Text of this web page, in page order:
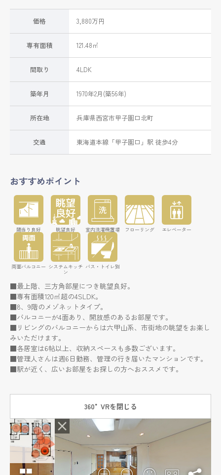
価格 3,880万円
専有面積 121.48㎡
間取り 4LDK
築年月 1970年2月(築56年)
所在地 兵庫県西宮市甲子園口北町
交通 東海道本線 「甲子園口 」駅 徒歩4分
おすすめポイント
陽当り良好 眺望良好 室内洗濯機置場 フローリング エレベーター
両面バルコニー システムキッチ
ン
バス・トイレ別
■最上階、三方角部屋につき眺望良好。
■専有面積120㎡超の4SLDK。
■8、9階のメゾネットタイプ。
■バルコニーが4面あり、開放感のあるお部屋です。
■リビングのバルコニーからは六甲山系、市街地の眺望をお楽し
みいただけます。
■各居室は6帖以上、収納スペースも多数ございます。
■管理人さんは週6日勤務、管理の行き届いたマンションです。
■駅が近く、広いお部屋をお探しの方へおススメです。
360°VRを閉じる